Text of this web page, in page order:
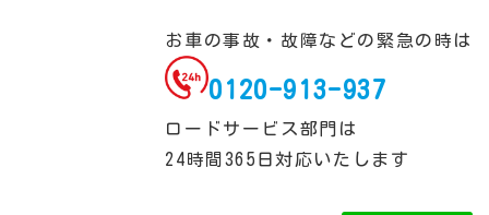
お車の事故・故障などの緊急の時は
0120-913-937
ロードサービス部門は
24時間365日対応いたします